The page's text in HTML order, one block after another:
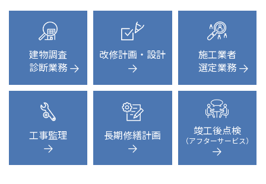
建物調査
診断業務
改修計画・設計
施工業者
選定業務
工事監理 長期修繕計画 竣工後点検
（アフターサービス）